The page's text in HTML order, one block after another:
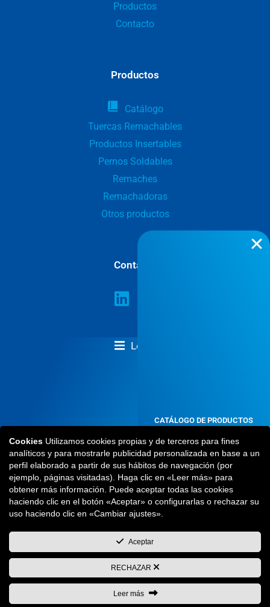
Productos
Contacto
Productos
Catálogo
Tuercas Remachables
Productos Insertables
Pernos Soldables
Remaches
Remachadoras
Otros productos
Contacta
Legal
Cookies Utilizamos cookies propias y de terceros para fines
analíticos y para mostrarle publicidad personalizada en base a un
perfil elaborado a partir de sus hábitos de navegación (por
ejemplo, páginas visitadas). Haga clic en «Leer más» para
obtener más información. Puede aceptar todas las cookies
haciendo clic en el botón «Aceptar» o configurarlas o rechazar su
uso haciendo clic en «Cambiar ajustes».
Aceptar
RECHAZAR
Leer más
CATÁLOGO DE PRODUCTOS
No te lo puedes perder
VER AHORA